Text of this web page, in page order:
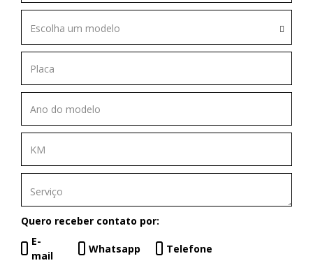
Escolha um modelo
Quero receber contato por:
E-
mail
Whatsapp Telefone